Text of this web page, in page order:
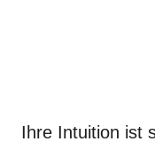
Ihre Intuition ist